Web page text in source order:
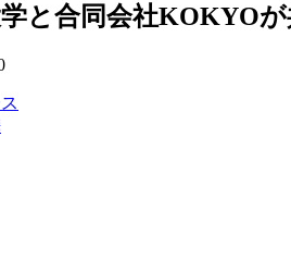
と合同会社KOKYO